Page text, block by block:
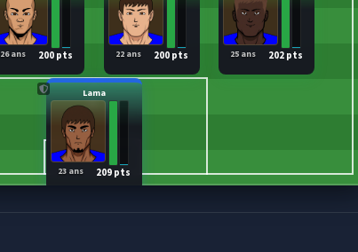
Lama
209 pts
23 ans
200 pts
26 ans 200 pts
22 ans 202 pts
25 ans